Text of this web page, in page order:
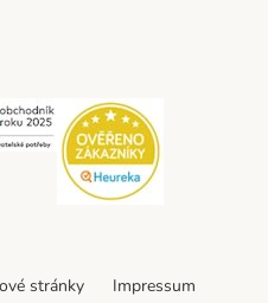
Security
stránky Impressum